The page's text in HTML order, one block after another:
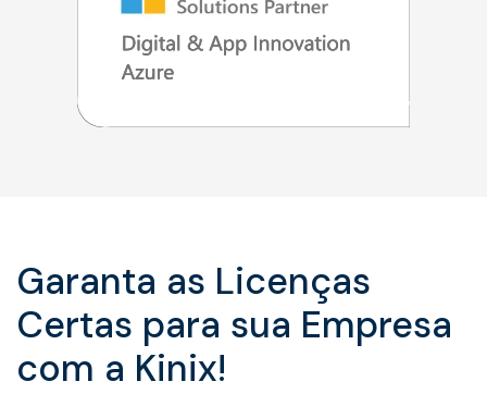
Garanta as Licenças
Certas para sua Empresa
com a Kinix!